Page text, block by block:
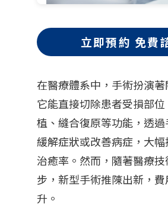
立即預約 免費
在醫療體系中，手術扮演著
它能直接切除患者受損部
植、縫合復原等功能，透
緩解症狀或改善病症，大
治癒率。然而，隨著醫療
步，新型手術推陳出新，
升。